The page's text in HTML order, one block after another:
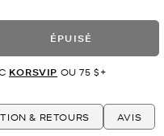
ÉPUISÉ
KORSVIP OU 75 $+
& RETOURS AVIS